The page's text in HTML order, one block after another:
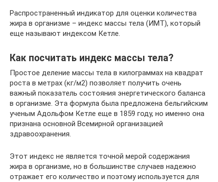
Распространенный индикатор для оценки количества
жира в организме – индекс массы тела (ИМТ), который
еще называют индексом Кетле.
Как посчитать индекс массы тела?
Простое деление массы тела в килограммах на квадрат
роста в метрах (кг/м2) позволяет получить очень
важный показатель состояния энергетического баланса
в организме. Эта формула была предложена бельгийским
ученым Адольфом Кетле еще в 1859 году, но именно она
признана основной Всемирной организацией
здравоохранения.
Этот индекс не является точной мерой содержания
жира в организме, но в большинстве случаев надежно
отражает его количество и поэтому используется для